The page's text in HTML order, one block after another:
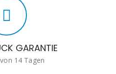
GARANTIE
14 Tagen